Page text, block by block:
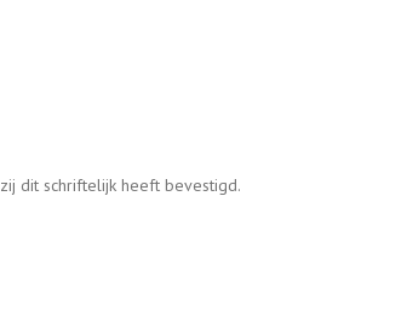
dit schriftelijk heeft bevestigd.